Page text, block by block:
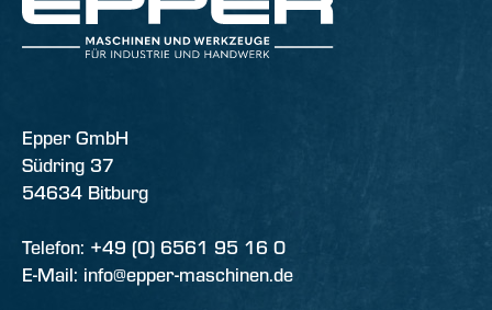
Epper GmbH
Südring 37
54634 Bitburg
Telefon: +49 (0) 6561 95 16 0
E-Mail: info@epper-maschinen.de